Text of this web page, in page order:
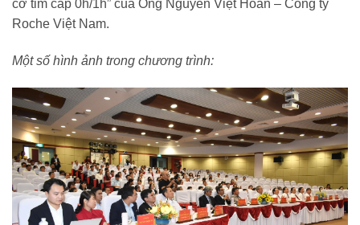
cơ tim cấp 0h/1h” của Ông Nguyễn Việt Hoàn – Công ty
Roche Việt Nam.
Một số hình ảnh trong chương trình: